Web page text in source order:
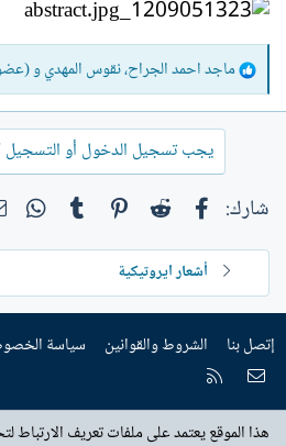
ا
ل
ت
ل
ت
ماجد احمد الجراح،نقوس المهديو
يجب تسجيل الدخول أو التسجيل
شارك: فيسبوك Reddit
Pinterest
Tumblr
أشعار ايروتيكية
إتصل بنا الشروط والقوانين سياسة
إتصل بنا
هذا الموقع يعتمد على ملفات تعريف الارتباط